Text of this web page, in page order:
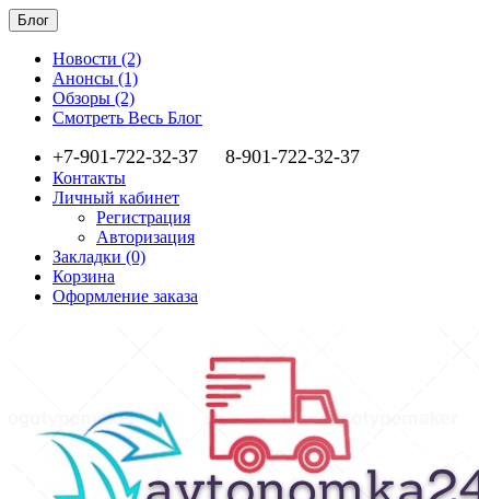
Блог
Новости (2)
Анонсы (1)
Обзоры (2)
Смотреть Весь Блог
+7-901-722-32-37 8-901-722-32-37
Контакты
Личный кабинет
Регистрация
Авторизация
Закладки (0)
Корзина
Оформление заказа